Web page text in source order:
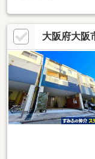
にも便利な立地 ◆・
徒歩1分◆ お子様も
分・天下茶屋中学校
大阪府大阪